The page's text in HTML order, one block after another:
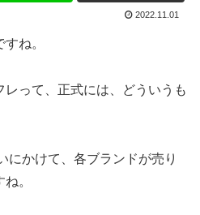
2022.11.01
ね。
レって、正式には、どういうも
にかけて、各ブランドが売り
。